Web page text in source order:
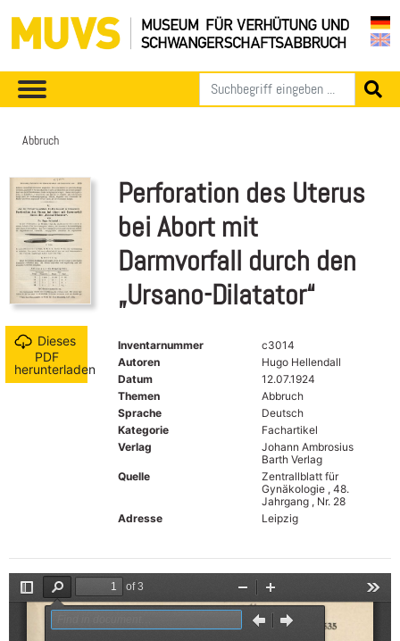
Abbruch
Dieses
PDF
herunterladen
Perforation des Uterus
bei Abort mit
Darmvorfall durch den
„Ursano-Dilatator“
Inventarnummer
c3014
Autoren
Hugo Hellendall
Datum
12.07.1924
Themen
Abbruch
Sprache
Deutsch
Kategorie
Fachartikel
Verlag
Johann Ambrosius
Barth Verlag
Quelle
Zentrallblatt für
Gynäkologie , 48.
Jahrgang , Nr. 28
Adresse
Leipzig